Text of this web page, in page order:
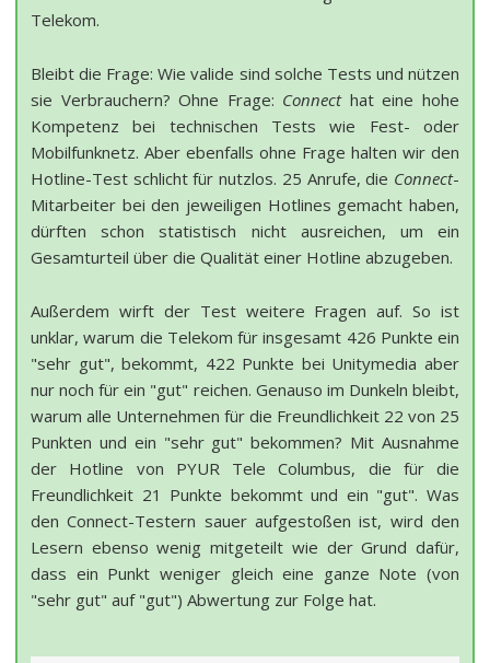
Telekom.
Bleibt die Frage: Wie valide sind solche Tests und nützen
sie Verbrauchern? Ohne Frage: Connecthat eine hohe
Kompetenz bei technischen Tests wie Fest- oder
Mobilfunknetz. Aber ebenfalls ohne Frage halten wir den
Hotline-Test schlicht für nutzlos. 25 Anrufe, die Connect-
Mitarbeiter bei den jeweiligen Hotlines gemacht haben,
dürften schon statistisch nicht ausreichen, um ein
Gesamturteil über die Qualität einer Hotline abzugeben.
Außerdem wirft der Test weitere Fragen auf. So ist
unklar, warum die Telekom für insgesamt 426 Punkte ein
"sehr gut", bekommt, 422 Punkte bei Unitymedia aber
nur noch für ein "gut" reichen. Genauso im Dunkeln bleibt,
warum alle Unternehmen für die Freundlichkeit 22 von 25
Punkten und ein "sehr gut" bekommen? Mit Ausnahme
der Hotline von PYUR Tele Columbus, die für die
Freundlichkeit 21 Punkte bekommt und ein "gut". Was
den Connect-Testern sauer aufgestoßen ist, wird den
Lesern ebenso wenig mitgeteilt wie der Grund dafür,
dass ein Punkt weniger gleich eine ganze Note (von
"sehr gut" auf "gut") Abwertung zur Folge hat.